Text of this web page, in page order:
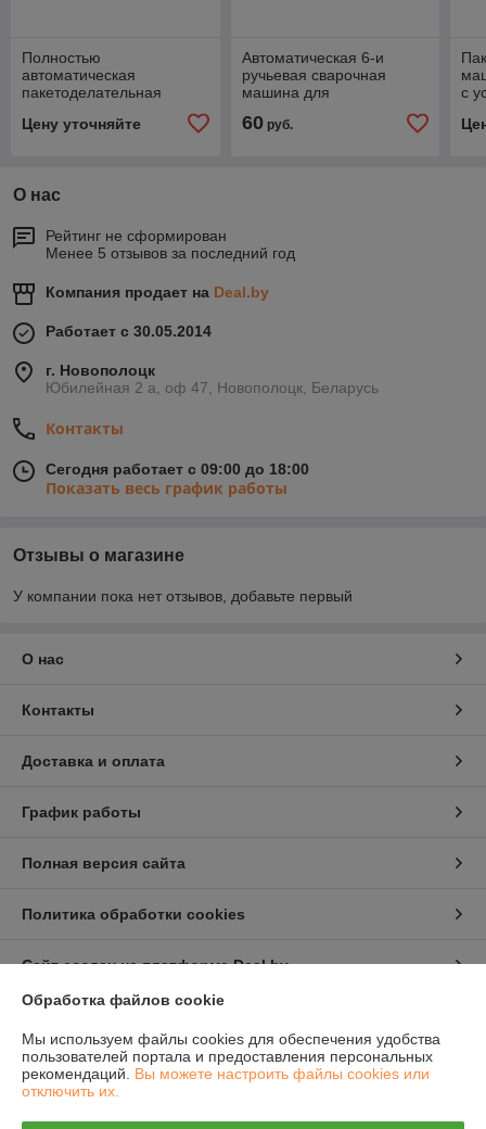
Полностью
автоматическая
пакетоделательная
машина CW-800ZD для
изготовления
Цену уточняйте
Автоматическая 6-и
ручьевая сварочная
машина для
полиэтиленовых пакетов
60руб.
с
О нас
Рейтинг не сформирован
Менее 5 отзывов за последний год
Компания продает на Deal.by
Работает с 30.05.2014
г. Новополоцк
Юбилейная 2 а, оф 47, Новополоцк, Беларусь
Контакты
Сегодня работает с 09:00 до 18:00
Показать весь график работы
Отзывы о магазине
У компании пока нет отзывов, добавьте первый
О нас
Контакты
Доставка и оплата
График работы
Полная версия сайта
Политика обработки cookies
Сайт создан на платформе Deal.by
Информация для покупателя
Юридическое лицо:ООО "Полимерные машины"
Республика Беларусь, г. Новополоцк, Юбилейная 2 а, оф 47
Регистрационный номер ЕГР: 391756266
Обработка файлов cookie
Мы используем файлы cookies для обеспечения удобства
пользователей портала и предоставления персональных
рекомендаций. Вы можете настроить файлы cookies или
отключить их.